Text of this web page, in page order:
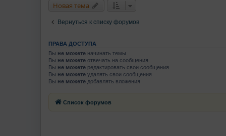
Новая тема
Вернуться к списку форумов
ПРАВА ДОСТУПА
Вы не можете начинать темы
Вы не можете отвечать на сообщения
Вы не можете редактировать свои сообщения
Вы не можете удалять свои сообщения
Вы не можете добавлять вложения
Список форумов